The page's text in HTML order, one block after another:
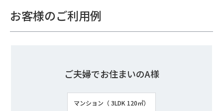
お客様のご利用例
ご夫婦でお住まいのA様
マンション（ 3LDK 120㎡）